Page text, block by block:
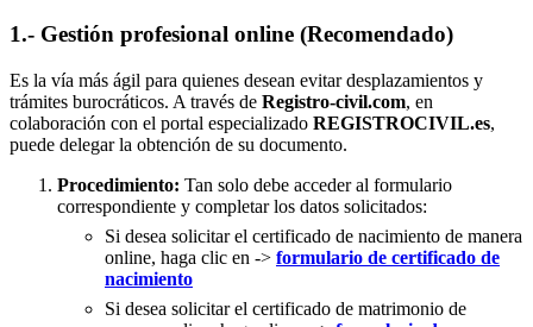
1.- Gestión profesional online (Recomendado)
Es la vía más ágil para quienes desean evitar desplazamientos y
trámites burocráticos. A través de Registro-civil.com, en
colaboración con el portal especializado REGISTROCIVIL.es,
puede delegar la obtención de su documento.
Procedimiento: Tan solo debe acceder al formulario
correspondiente y completar los datos solicitados:
Si desea solicitar el certificado de nacimiento de manera
online, haga clic en -> formulario de certificado de
nacimiento
Si desea solicitar el certificado de matrimonio de